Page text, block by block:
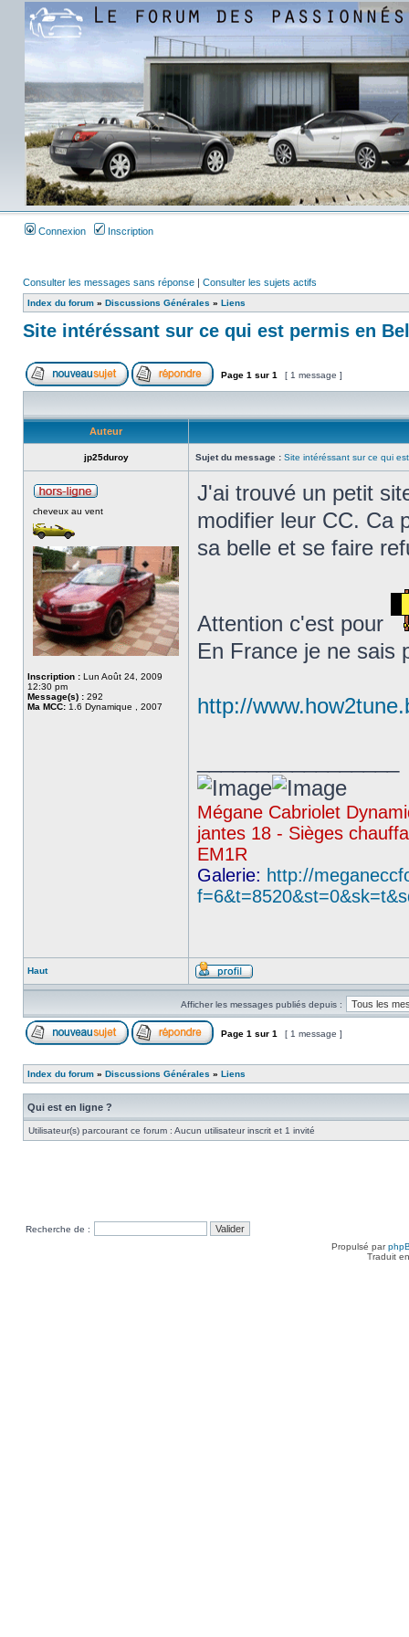
Connexion Inscription
Consulter les messages sans réponse | Consulter les sujets actifs
Index du forum » Discussions Générales » Liens
Site intéréssant sur ce qui est permis en
Page 1 sur 1 [ 1 message ]
Auteur
jp25duroy Sujet du message : Site intéréssant sur ce qui
cheveux au vent
Inscription : Lun Août 24, 2009
12:30 pm
Message(s) : 292
Ma MCC: 1.6 Dynamique , 2007
J'ai trouvé un petit
modifier leur CC. Ca
sa belle et se faire
Attention c'est pour
En France je ne sais
http://
Mégane Cabriolet
jantes 18 - Sièges
EM1R
Galerie: http://
Haut
Afficher les messages publiés depuis :
Page 1 sur 1 [ 1 message ]
Index du forum » Discussions Générales » Liens
Qui est en ligne ?
Utilisateur(s) parcourant ce forum : Aucun utilisateur inscrit et 1 invité
Recherche de :
Propulsé par
Traduit